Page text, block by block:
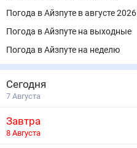
Погода в Айзпуте в августе 2026
Погода в Айзпуте на выходные
Погода в Айзпуте на неделю
Сегодня
7 Августа
Завтра
8 Августа